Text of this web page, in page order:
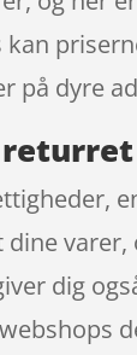
på dyre
returret
varer,
dig